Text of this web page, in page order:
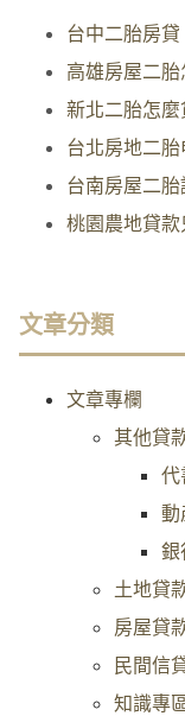
台中二胎房
高雄房屋二
新北二胎怎
台北房地二
台南房屋二
桃園農地貸款
文章分類
文章專欄
其他貸
代
動
銀
土地貸
房屋貸
民間信
知識專